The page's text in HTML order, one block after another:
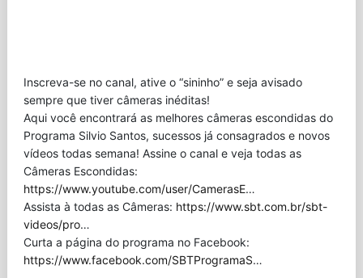
Inscreva-se no canal, ative o “sininho” e seja avisado
sempre que tiver câmeras inéditas!
Aqui você encontrará as melhores câmeras escondidas do
Programa Silvio Santos, sucessos já consagrados e novos
vídeos todas semana! Assine o canal e veja todas as
Câmeras Escondidas:
https://www.youtube.com/user/CamerasE…
Assista à todas as Câmeras: https://www.sbt.com.br/sbt-
videos/pro…
Curta a página do programa no Facebook:
https://www.facebook.com/SBTProgramaS…